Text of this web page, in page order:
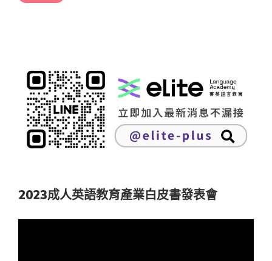
2023成人英語教育產業白皮書發表會